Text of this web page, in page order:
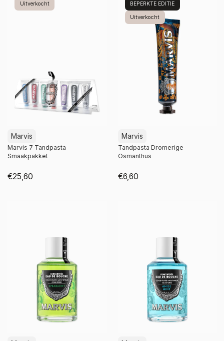
Uitverkocht
Marvis
Marvis 7 Tandpasta
Smaakpakket
€25,60
BEPERKTE EDITIE
Uitverkocht
Marvis
Tandpasta Dromerige
Osmanthus
€6,60